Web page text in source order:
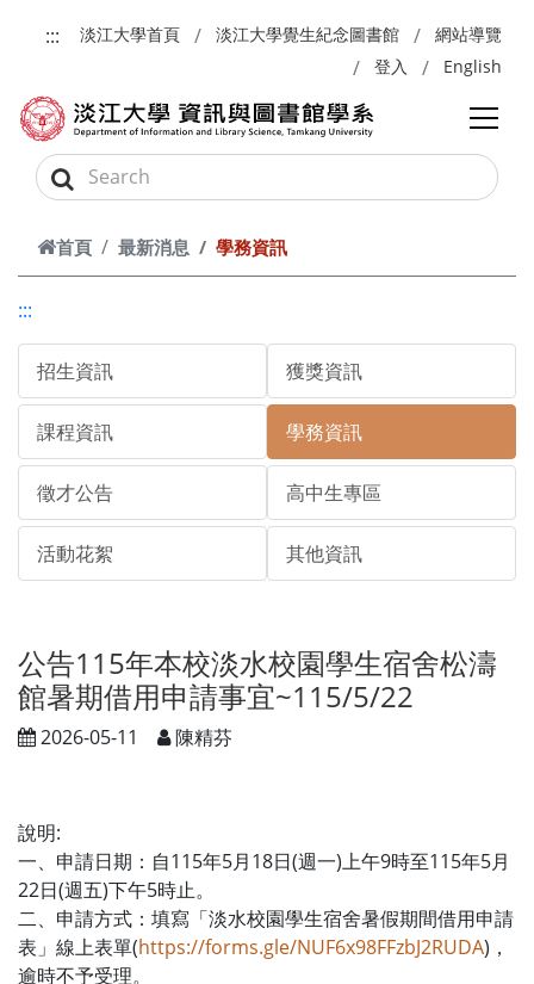
:::
淡江大學首頁 淡江大學覺生紀念圖書館
網站導覽
登入
English
首頁 最新消息 學務資訊
:::
招生資訊 獲獎資訊
課程資訊 學務資訊
徵才公告 高中生專區
活動花絮 其他資訊
公告115年本校淡水校園學生宿舍松濤
館暑期借用申請事宜~115/5/22
2026-05-11 陳精芬
說明:
一、申請日期：自115年5月18日(週一)上午9時至115年5月
22日(週五)下午5時止。
二、申請方式：填寫「淡水校園學生宿舍暑假期間借用申請
表」線上表單(https://forms.gle/NUF6x98FFzbJ2RUDA)，
逾時不予受理。